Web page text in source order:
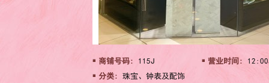
商铺号码: 115J 营业时间:
分类: 珠宝、钟表及配饰